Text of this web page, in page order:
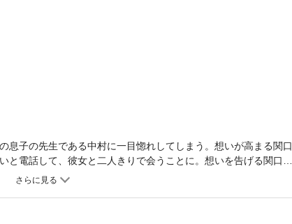
息子の先生である中村に一目惚れしてしまう。想いが高まる関口
電話して、彼女と二人きりで会うことに。想いを告げる関口に
ー。